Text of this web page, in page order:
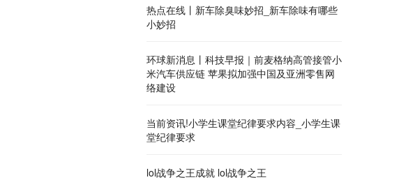
热点在线丨新车除臭味妙招_新车除味有哪些
小妙招
环球新消息丨科技早报｜前麦格纳高管接管小
米汽车供应链 苹果拟加强中国及亚洲零售网
络建设
当前资讯!小学生课堂纪律要求内容_小学生课
堂纪律要求
lol战争之王成就 lol战争之王